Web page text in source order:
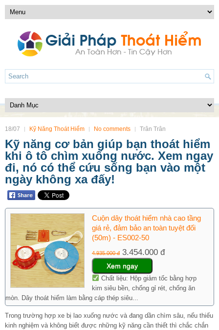
18/07 Kỹ Năng Thoát Hiểm No comments Trân Trân
Kỹ năng cơ bản giúp bạn thoát hiểm
khi ô tô chìm xuống nước. Xem ngay
đi, nó có thể cứu sống bạn vào một
ngày không xa đấy!
Cuộn dây thoát hiểm nhà cao tầng
giá rẻ, đảm bảo an toàn tuyệt đối
(50m) - ES002-50
4.935.000 đ 3.454.000 đ
Xem ngay
Chất liệu: Hộp giảm tốc bằng hợp
kim siêu bền, chống gỉ rét, chống ăn
mòn. Dây thoát hiểm làm bằng cáp thép siêu...
Trong trường hợp xe bị lao xuống nước và đang dần chìm sâu, nếu thiếu
kinh nghiệm và không biết được những kỹ năng cần thiết thì chắc chắn